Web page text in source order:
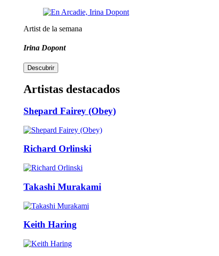
Artist de la semana
Irina Dopont
Descubrir
Artistas destacados
Shepard Fairey (Obey)
Richard Orlinski
Takashi Murakami
Keith Haring